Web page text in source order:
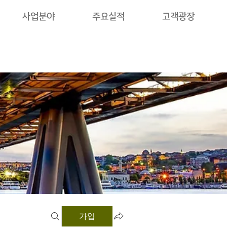
사업분야 주요실적 고객광장
가입